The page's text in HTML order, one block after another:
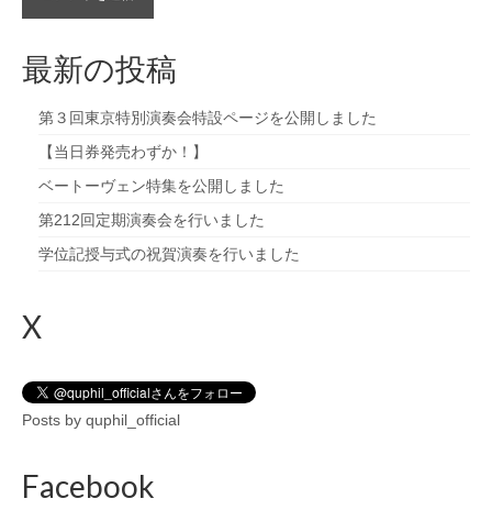
最新の投稿
第３回東京特別演奏会特設ページを公開しました
【当日券発売わずか！】
ベートーヴェン特集を公開しました
第212回定期演奏会を行いました
学位記授与式の祝賀演奏を行いました
X
Posts by quphil_official
Facebook